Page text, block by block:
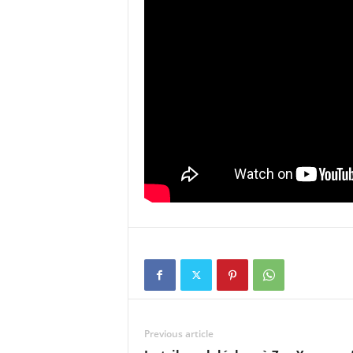
Previous article